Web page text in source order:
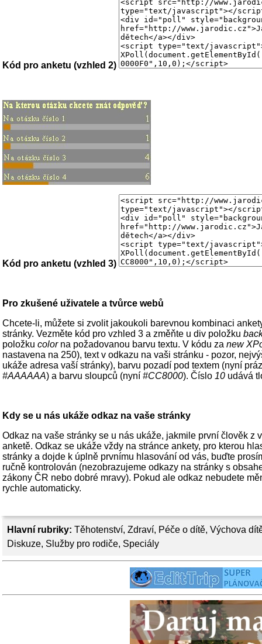
Hlavní rubriky: Těhotenství, Zdraví, Péče o dítě, Výchova
Diskuze, Služby pro rodiče, Speciály
Kód pro anketu (vzhled 2)
Kód pro anketu (vzhled 3)
Pro zkušené uživatele a tvůrce webů
Chcete-li, můžete si zvolit jakoukoli barevnou kombinaci
stránky. Vezměte kód pro vzhled 3 a změňte u div položku
položku colorna požadovanou barvu textu. V kódu za new
nastavena na 250), text v odkazu na vaši stránku - pozor,
ukáže adresa vaší stránky), barvu pozadí pod textem (nyní
#AAAAAA) a barvu sloupců (nyní #CC8000). Číslo 10 udává
Kdy se u nás ukáže odkaz na vaše stránky
Odkaz na vaše stránky se u nás ukáže, jakmile první člověk z
anketě. Odkaz se ukáže vždy na stránce ankety, pro kterou
stránky a dojde k úplně prvnímu hlasování od vás, buďte
ručně kontrolován (nezobrazujeme odkazy na stránky s
zákony ČR nebo dobré mravy). Pokud ale odkaz nebudete
rychle automaticky.